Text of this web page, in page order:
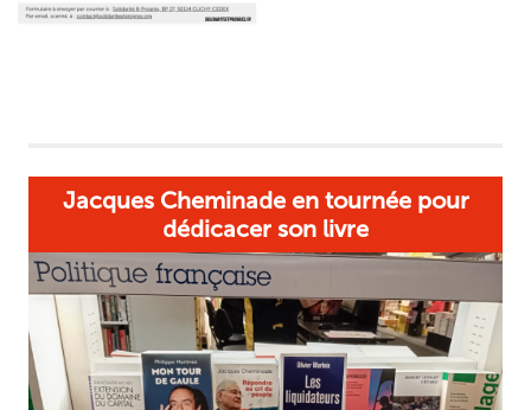
Jacques Cheminade en tournée pour
dédicacer son livre